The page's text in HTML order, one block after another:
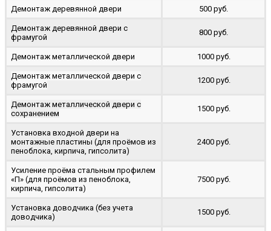
Демонтаж деревянной двери 500 руб.
Демонтаж деревянной двери с
фрамугой
800 руб.
Демонтаж металлической двери 1000 руб.
Демонтаж металлической двери с
фрамугой
1200 руб.
Демонтаж металлической двери с
сохранением
1500 руб.
Установка входной двери на
монтажные пластины (для проёмов из
пеноблока, кирпича, гипсолита)
2400 руб.
Усиление проёма стальным профилем
«П» (для проёмов из пеноблока,
кирпича, гипсолита)
7500 руб.
Установка доводчика (без учета
доводчика)
1500 руб.